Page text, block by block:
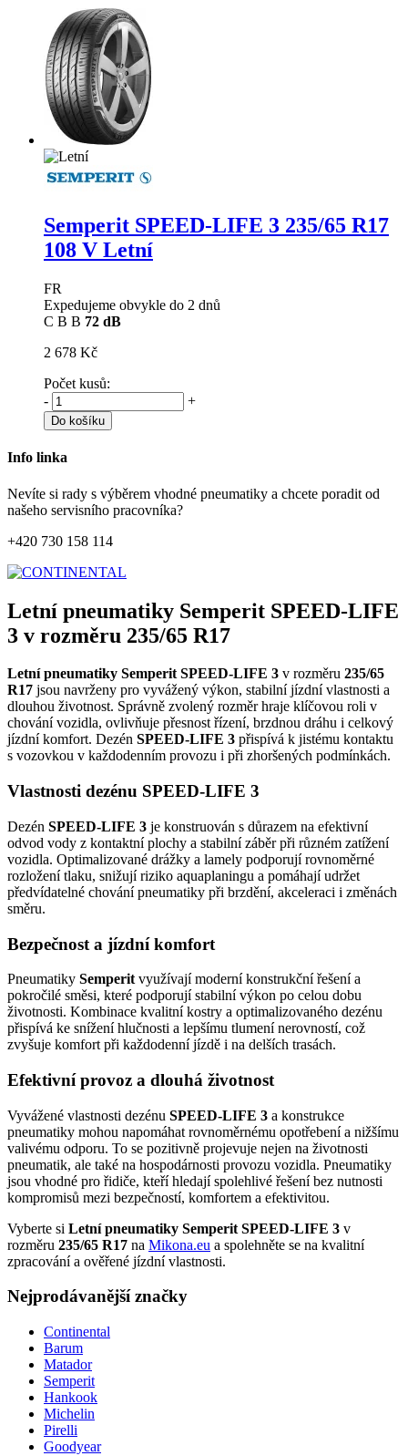
Semperit SPEED-LIFE 3 235/65 R17
108 V Letní
FR
Expedujeme obvykle do 2 dnů
C B B 72 dB
2 678 Kč
Počet kusů:
-
+
Do košíku
Info linka
Nevíte si rady s výběrem vhodné pneumatiky a chcete poradit od
našeho servisního pracovníka?
+420 730 158 114
Letní pneumatiky Semperit SPEED-LIFE
3 v rozměru 235/65 R17
Letní pneumatiky Semperit SPEED-LIFE 3 v rozměru 235/65
R17 jsou navrženy pro vyvážený výkon, stabilní jízdní vlastnosti a
dlouhou životnost. Správně zvolený rozměr hraje klíčovou roli v
chování vozidla, ovlivňuje přesnost řízení, brzdnou dráhu i celkový
jízdní komfort. Dezén SPEED-LIFE 3 přispívá k jistému kontaktu
s vozovkou v každodenním provozu i při zhoršených podmínkách.
Vlastnosti dezénu SPEED-LIFE 3
Dezén SPEED-LIFE 3 je konstruován s důrazem na efektivní
odvod vody z kontaktní plochy a stabilní záběr při různém zatížení
vozidla. Optimalizované drážky a lamely podporují rovnoměrné
rozložení tlaku, snižují riziko aquaplaningu a pomáhají udržet
předvídatelné chování pneumatiky při brzdění, akceleraci i změnách
směru.
Bezpečnost a jízdní komfort
Pneumatiky Semperit využívají moderní konstrukční řešení a
pokročilé směsi, které podporují stabilní výkon po celou dobu
životnosti. Kombinace kvalitní kostry a optimalizovaného dezénu
přispívá ke snížení hlučnosti a lepšímu tlumení nerovností, což
zvyšuje komfort při každodenní jízdě i na delších trasách.
Efektivní provoz a dlouhá životnost
Vyvážené vlastnosti dezénu SPEED-LIFE 3 a konstrukce
pneumatiky mohou napomáhat rovnoměrnému opotřebení a nižšímu
valivému odporu. To se pozitivně projevuje nejen na životnosti
pneumatik, ale také na hospodárnosti provozu vozidla. Pneumatiky
jsou vhodné pro řidiče, kteří hledají spolehlivé řešení bez nutnosti
kompromisů mezi bezpečností, komfortem a efektivitou.
Vyberte si Letní pneumatiky Semperit SPEED-LIFE 3 v
rozměru 235/65 R17 na Mikona.eu a spolehněte se na kvalitní
zpracování a ověřené jízdní vlastnosti.
Nejprodávanější značky
Continental
Barum
Matador
Semperit
Hankook
Michelin
Pirelli
Goodyear